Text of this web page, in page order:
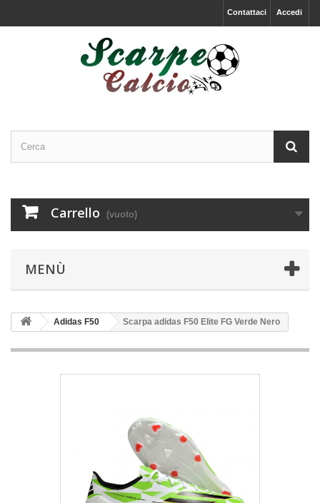
Accedi
Contattaci
Carrello (vuoto)
MENÙ
Adidas F50 Scarpa adidas F50 Elite FG Verde Nero